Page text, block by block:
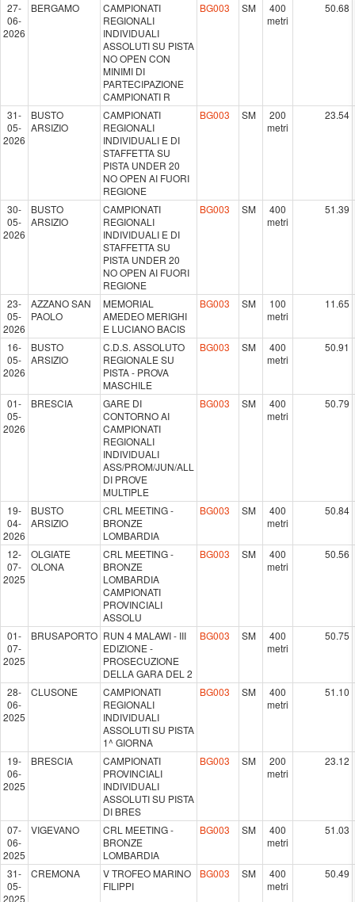
27-
06-
2026
BERGAMO
CAMPIONATI
REGIONALI
INDIVIDUALI
ASSOLUTI SU PISTA
NO OPEN CON
MINIMI DI
PARTECIPAZIONE
CAMPIONATI R
BG003 SM
400
metri
50.68
31-
05-
2026
BUSTO
ARSIZIO
CAMPIONATI
REGIONALI
INDIVIDUALI E DI
STAFFETTA SU
PISTA UNDER 20
NO OPEN AI FUORI
REGIONE
BG003 SM
200
metri
23.54
30-
05-
2026
BUSTO
ARSIZIO
CAMPIONATI
REGIONALI
INDIVIDUALI E DI
STAFFETTA SU
PISTA UNDER 20
NO OPEN AI FUORI
REGIONE
BG003 SM
400
metri
51.39
23-
05-
2026
AZZANO SAN
PAOLO
MEMORIAL
AMEDEO MERIGHI
E LUCIANO BACIS
BG003 SM
100
metri
11.65
16-
05-
2026
BUSTO
ARSIZIO
C.D.S. ASSOLUTO
REGIONALE SU
PISTA - PROVA
MASCHILE
BG003 SM
400
metri
50.91
01-
05-
2026
BRESCIA
GARE DI
CONTORNO AI
CAMPIONATI
REGIONALI
INDIVIDUALI
ASS/PROM/JUN/ALL
DI PROVE
MULTIPLE
BG003 SM
400
metri
50.79
19-
04-
2026
BUSTO
ARSIZIO
CRL MEETING -
BRONZE
LOMBARDIA
BG003 SM
400
metri
50.84
12-
07-
2025
OLGIATE
OLONA
CRL MEETING -
BRONZE
LOMBARDIA
CAMPIONATI
PROVINCIALI
ASSOLU
BG003 SM
400
metri
50.56
01-
07-
2025
BRUSAPORTO RUN 4 MALAWI - III
EDIZIONE -
PROSECUZIONE
DELLA GARA DEL 2
BG003 SM
400
metri
50.75
28-
06-
2025
CLUSONE
CAMPIONATI
REGIONALI
INDIVIDUALI
ASSOLUTI SU PISTA
1^ GIORNA
BG003 SM
400
metri
51.10
19-
06-
2025
BRESCIA
CAMPIONATI
PROVINCIALI
INDIVIDUALI
ASSOLUTI SU PISTA
DI BRES
BG003 SM
200
metri
23.12
07-
06-
2025
VIGEVANO
CRL MEETING -
BRONZE
LOMBARDIA
BG003 SM
400
metri
51.03
31-
05-
2025
CREMONA
V TROFEO MARINO
FILIPPI
BG003 SM
400
metri
50.49